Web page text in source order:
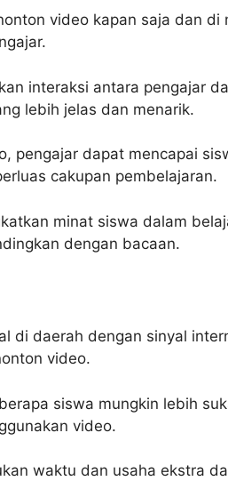
video kapan saja dan di
interaksi antara pengajar
lebih jelas dan menarik.
pengajar dapat mencapai
cakupan pembelajaran.
minat siswa dalam
dengan bacaan.
di daerah dengan sinyal
video.
siswa mungkin lebih
video.
waktu dan usaha ekstra